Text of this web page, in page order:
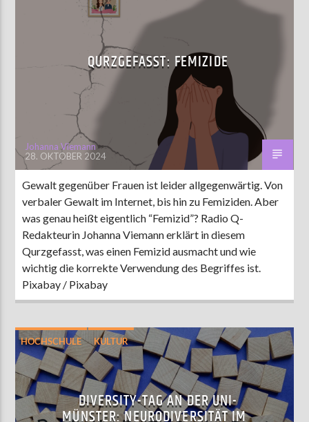
QURZGEFASST: FEMIZIDE
Johanna Viemann
28. OKTOBER 2024
Gewalt gegenüber Frauen ist leider allgegenwärtig. Von
verbaler Gewalt im Internet, bis hin zu Femiziden. Aber
was genau heißt eigentlich “Femizid”? Radio Q-
Redakteurin Johanna Viemann erklärt in diesem
Qurzgefasst, was einen Femizid ausmacht und wie
wichtig die korrekte Verwendung des Begriffes ist.
Pixabay / Pixabay
HOCHSCHULE KULTUR
DIVERSITY-TAG AN DER UNI-
MÜNSTER: NEURODIVERSITÄT IM